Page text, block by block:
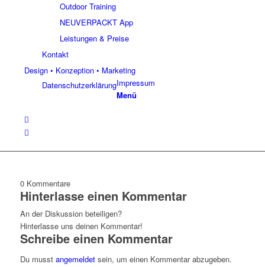
Outdoor Training
NEUVERPACKT App
Leistungen & Preise
Kontakt
Design • Konzeption • Marketing
Impressum
Datenschutzerklärung
Menü
0 Kommentare
Hinterlasse einen Kommentar
An der Diskussion beteiligen?
Hinterlasse uns deinen Kommentar!
Schreibe einen Kommentar
Du musst angemeldetsein, um einen Kommentar abzugeben.